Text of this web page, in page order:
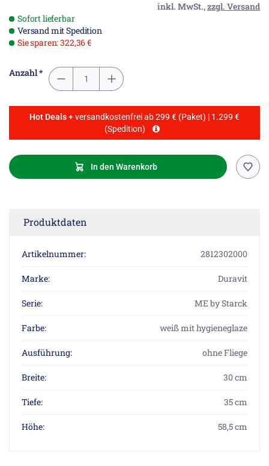
inkl. MwSt.,zzgl. Versand
Sofort lieferbar
Versand mit Spedition
Sie sparen: 322,36 €
Anzahl *
Hot Deals+ versandkostenfrei ab 299 € (Paket) | 1.299 €
(Spedition)
In den Warenkorb
Produktdaten
Artikelnummer: 2812302000
Marke: Duravit
Serie: ME by Starck
Farbe: weiß mit hygieneglaze
Ausführung: ohne Fliege
Breite: 30 cm
Tiefe: 35 cm
Höhe: 58,5 cm